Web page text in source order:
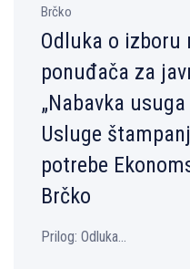
Brčko
Odluka o izboru
ponuđača za
„Nabavka
Usluge
potrebe
Brčko
Prilog: Odluka...